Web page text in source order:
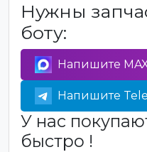
Нужны
боту:
Напишите
Напишите
У нас
быстро !